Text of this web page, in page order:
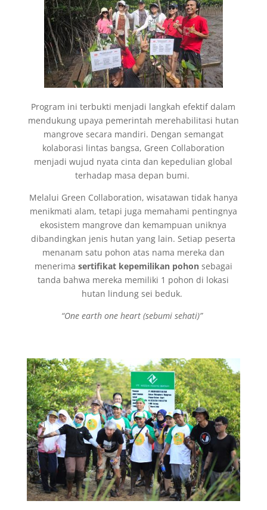
Program ini terbukti menjadi langkah efektif dalam
mendukung upaya pemerintah merehabilitasi hutan
mangrove secara mandiri. Dengan semangat
kolaborasi lintas bangsa, Green Collaboration
menjadi wujud nyata cinta dan kepedulian global
terhadap masa depan bumi.
Melalui Green Collaboration, wisatawan tidak hanya
menikmati alam, tetapi juga memahami pentingnya
ekosistem mangrove dan kemampuan uniknya
dibandingkan jenis hutan yang lain. Setiap peserta
menanam satu pohon atas nama mereka dan
menerima sertifikat kepemilikan pohon sebagai
tanda bahwa mereka memiliki 1 pohon di lokasi
hutan lindung sei beduk.
“One earth one heart (sebumi sehati)”